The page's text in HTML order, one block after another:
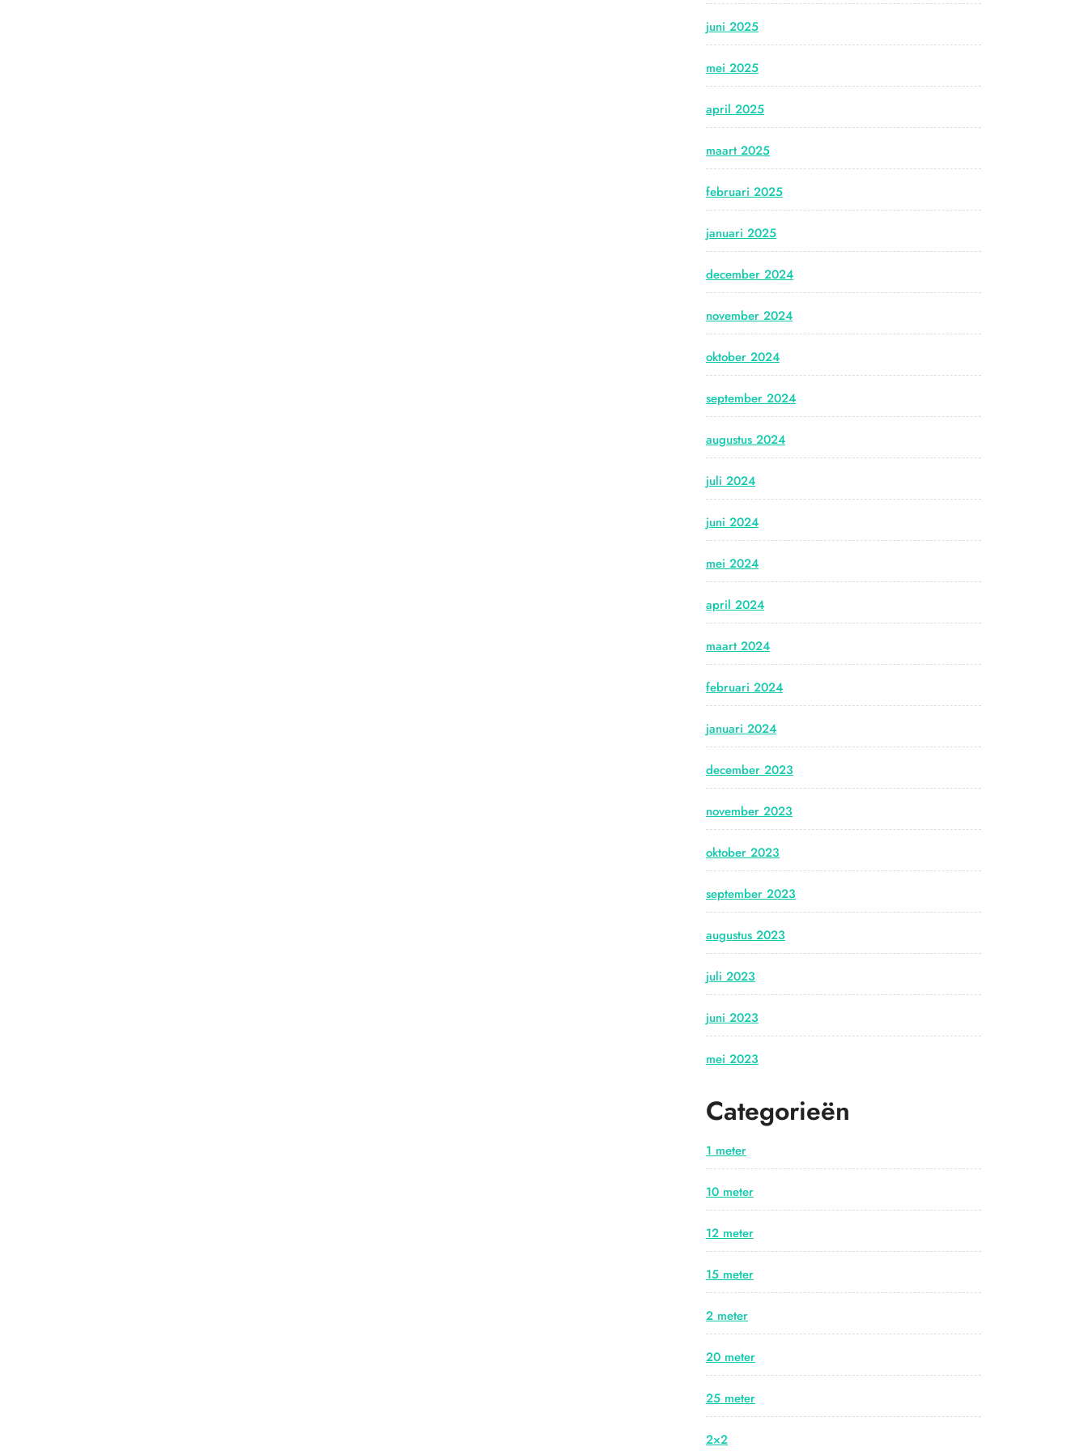
juni 2025
mei 2025
april 2025
maart 2025
februari 2025
januari 2025
december 2024
november 2024
oktober 2024
september 2024
augustus 2024
juli 2024
juni 2024
mei 2024
april 2024
maart 2024
februari 2024
januari 2024
december 2023
november 2023
oktober 2023
september 2023
augustus 2023
juli 2023
juni 2023
mei 2023
Categorieën
1 meter
10 meter
12 meter
15 meter
2 meter
20 meter
25 meter
2×2